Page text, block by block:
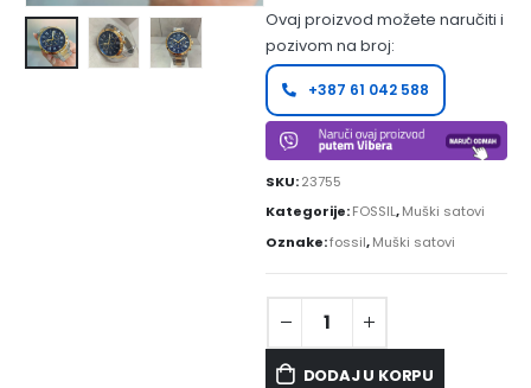
Ovaj proizvod možete naručiti i
pozivom na broj:
+387 61 042 588
SKU:23755
Kategorije:FOSSIL,Muški satovi
Oznake:fossil,Muški satovi
DODAJ U KORPU